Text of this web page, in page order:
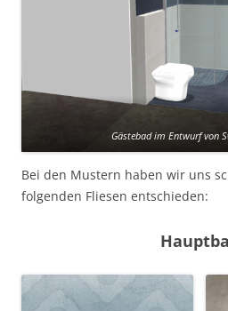
Gästebad im Entwurf von
Bei den Mustern haben wir uns
folgenden Fliesen entschieden: